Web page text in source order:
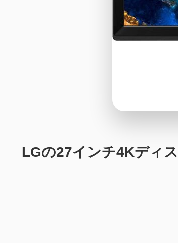
LGの27インチ4Kディ